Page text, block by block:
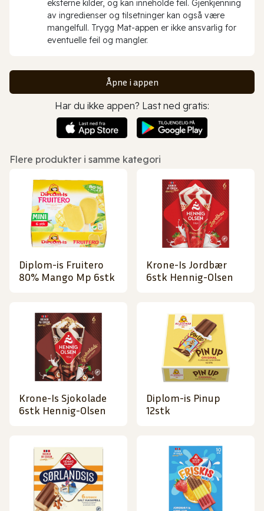
eksterne kilder, og kan inneholde feil. Gjenkjenning
av ingredienser og tilsetninger kan også være
mangelfull. Trygg Mat-appen er ikke ansvarlig for
eventuelle feil og mangler.
Åpne i appen
Har du ikke appen? Last ned gratis:
Flere produkter i samme kategori
Diplom-is Fruitero
80% Mango Mp 6stk
Krone-Is Jordbær
6stk Hennig-Olsen
Krone-Is Sjokolade
6stk Hennig-Olsen
Diplom-is Pinup
12stk